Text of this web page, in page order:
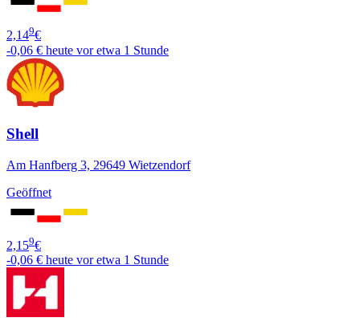
2,149€
-0,06 € heute vor etwa 1 Stunde
Shell
Am Hanfberg 3, 29649 Wietzendorf
Geöffnet
2,159€
-0,06 € heute vor etwa 1 Stunde